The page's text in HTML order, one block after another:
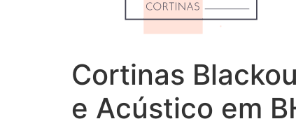
Cortinas
e Acústico em